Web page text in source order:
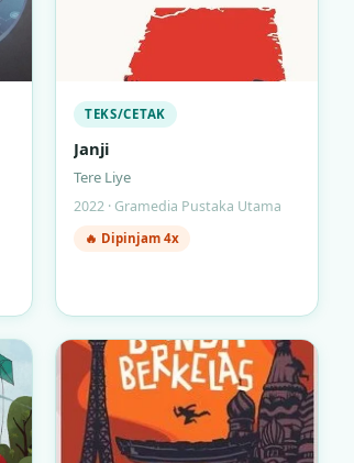
TEKS/CETAK
Janji
Tere Liye
2022 · Gramedia Pustaka Utama
🔥 Dipinjam 4x